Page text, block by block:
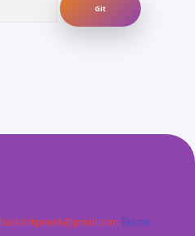
backlinkpaneli@gmail.com Teams: